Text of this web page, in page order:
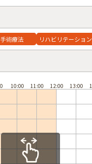
手術療法 リハビリテーション